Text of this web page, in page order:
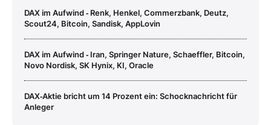
DAX im Aufwind ‑ Renk, Henkel, Commerzbank, Deutz,
Scout24, Bitcoin, Sandisk, AppLovin
DAX im Aufwind ‑ Iran, Springer Nature, Schaeffler, Bitcoin,
Novo Nordisk, SK Hynix, KI, Oracle
DAX‑Aktie bricht um 14 Prozent ein: Schocknachricht für
Anleger